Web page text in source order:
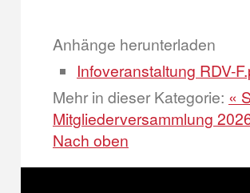
Anhänge herunterladen
Infoveranstaltung RDV-
Mehr in dieser Kategorie: «
Mitgliederversammlung
Nach oben